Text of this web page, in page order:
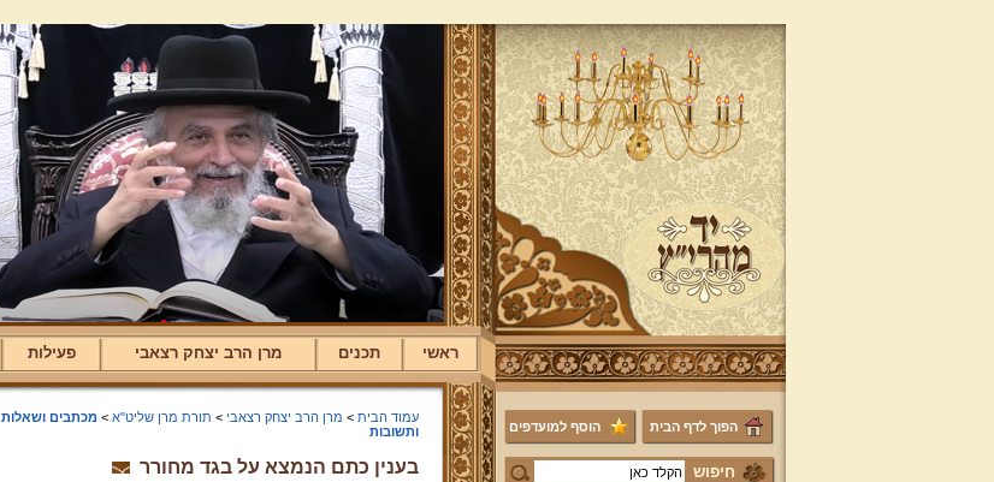
ראשי תכנים מרן הרב יצחק רצאבי פעילות
הפוך לדף הבית הוסף למועדפים
חיפוש
עמוד הבית > מרן הרב יצחק רצאבי > תורת מרן שליט"א >מכתבים ושאלות
ותשובות
בענין כתם הנמצא על בגד מחורר